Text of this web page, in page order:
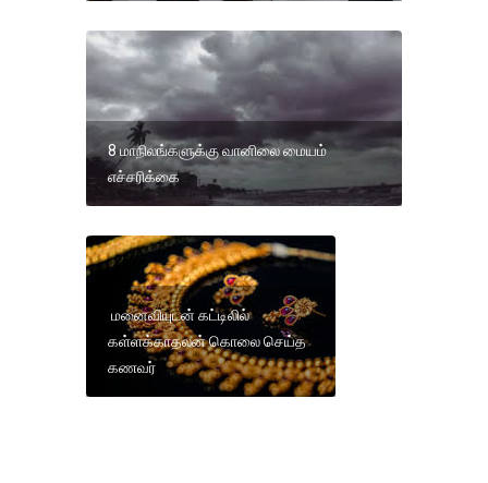
8 மாநிலங்களுக்கு வானிலை மையம்
எச்சரிக்கை
மனைவியுடன் கட்டிலில்
கள்ளக்காதலன் கொலை செய்த
கணவர்